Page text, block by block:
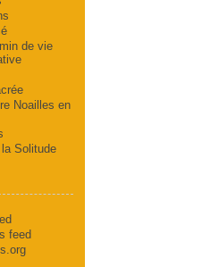
de vie
Noailles en
Solitude
feed